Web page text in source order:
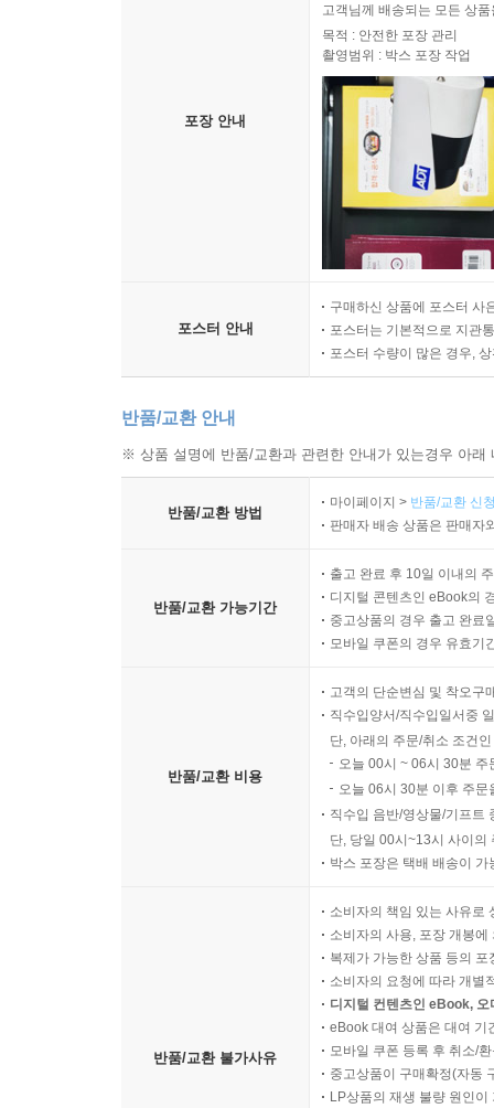
포장 안내
고객님께 배송되는 모든 상
목적 : 안전한 포장 관리
촬영범위 : 박스 포장 작업
포스터 안내
구매하신 상품에 포스터 사
포스터는 기본적으로 지관
포스터 수량이 많은 경우,
반품/교환 안내
※ 상품 설명에 반품/교환과 관련한 안내가 있는경우 아
반품/교환 방법
마이페이지 > 반품/교환 신
판매자 배송 상품은 판매자
반품/교환 가능기간
출고 완료 후 10일 이내의
디지털 콘텐츠인 eBook의
중고상품의 경우 출고 완료
모바일 쿠폰의 경우 유효기
반품/교환 비용
고객의 단순변심 및 착오구
직수입양서/직수입일서중
단, 아래의 주문/취소 조건
오늘 00시 ~ 06시 30분
오늘 06시 30분 이후 주
직수입 음반/영상물/기프트
단, 당일 00시~13시 사이의
박스 포장은 택배 배송이
반품/교환 불가사유
소비자의 책임 있는 사유로
소비자의 사용, 포장 개봉
복제가 가능한 상품 등의
소비자의 요청에 따라 개별
디지털 컨텐츠인 eBook,
eBook 대여 상품은 대여 기
모바일 쿠폰 등록 후 취소/
중고상품이 구매확정(자동
LP상품의 재생 불량 원인